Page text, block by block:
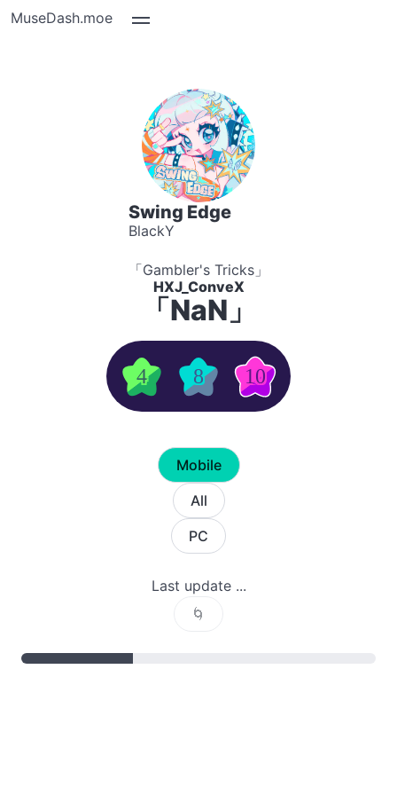
MuseDash.moe
Swing Edge
BlackY
「Gambler's Tricks」
HXJ_ConveX
「NaN」
4 8 10
Mobile
All
PC
Last update ...
🌀